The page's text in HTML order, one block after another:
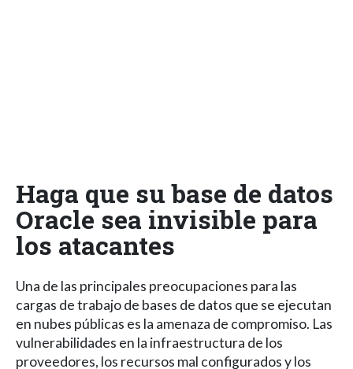
Haga que su base de datos
Oracle sea invisible para
los atacantes
Una de las principales preocupaciones para las
cargas de trabajo de bases de datos que se ejecutan
en nubes públicas es la amenaza de compromiso. Las
vulnerabilidades en la infraestructura de los
proveedores, los recursos mal configurados y los